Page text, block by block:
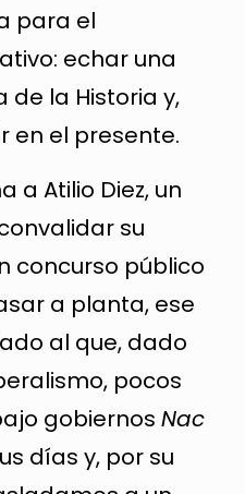
para el
echar una
de la Historia y,
en el presente.
a Atilio Diez, un
su
concurso público
a planta, ese
al que, dado
pocos
gobiernos Nac
días y, por su